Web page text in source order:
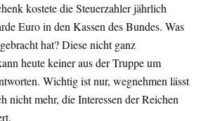
kostete die Steuerzahler jährlich
Euro in den Kassen des Bundes. Was
hat? Diese nicht ganz
heute keiner aus der Truppe um
Wichtig ist nur, wegnehmen lässt
nicht mehr, die Interessen der Reichen